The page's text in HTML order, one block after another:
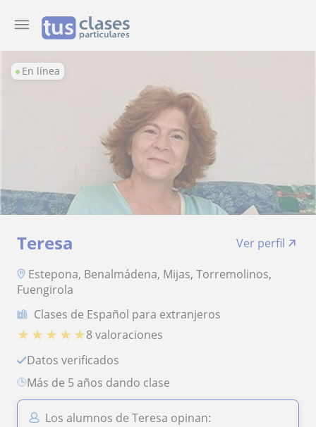
En línea
Teresa
Ver perfil
Estepona, Benalmádena, Mijas, Torremolinos,
Fuengirola
Clases de Español para extranjeros
★ ★ ★ ★ ★8 valoraciones
Datos verificados
más de 5 años dando clase
Los alumnos de Teresa opinan: